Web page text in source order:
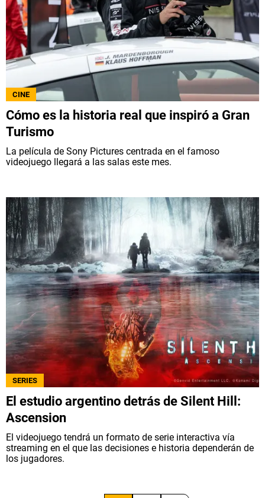
CINE
Cómo es la historia real que inspiró a Gran
Turismo
La película de Sony Pictures centrada en el famoso
videojuego llegará a las salas este mes.
SERIES
El estudio argentino detrás de Silent Hill:
Ascension
El videojuego tendrá un formato de serie interactiva vía
streaming en el que las decisiones e historia dependerán de
los jugadores.